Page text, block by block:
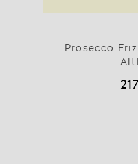
Prosecco